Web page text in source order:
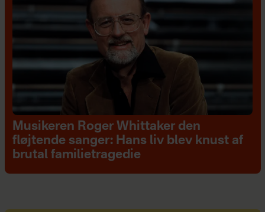
Musikeren Roger Whittaker den
fløjtende sanger: Hans liv blev knust af
brutal familietragedie